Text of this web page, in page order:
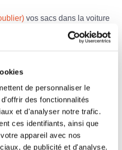
de personnaliser le
des fonctionnalités
et d'analyser notre trafic.
ces identifiants, ainsi que
appareil avec nos
de publicité et d'analyse.
vos sacs dans la voiture
(chercher)
(fermer)la fenêtre avant de